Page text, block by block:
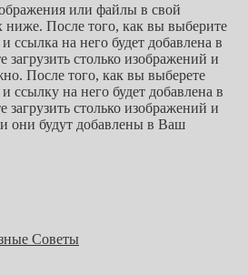
или файлы в свой
После того, как вы выберите
ссылка на него будет добавлена в
столько изображений и
После того, как вы выберете
ссылку на него будет добавлена в
столько изображений и
они будут добавлены в Ваш